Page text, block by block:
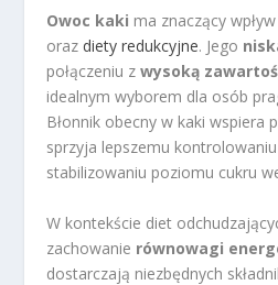
Owoc kaki ma znaczący
oraz diety redukcyjne. Jego
połączeniu zwysoką
idealnym wyborem dla osób
Błonnik obecny w kaki wspiera
sprzyja lepszemu
stabilizowaniu poziomu cukru
W kontekście diet
zachowanie równowagi
dostarczają niezbędnych